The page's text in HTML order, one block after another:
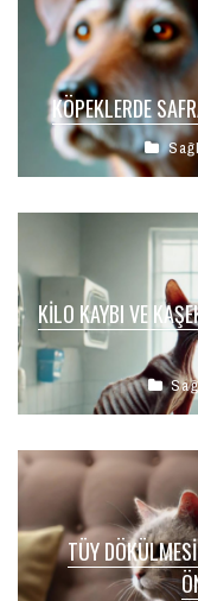
KÖPEKLERDE
KILO KAYBI VE
TÜY